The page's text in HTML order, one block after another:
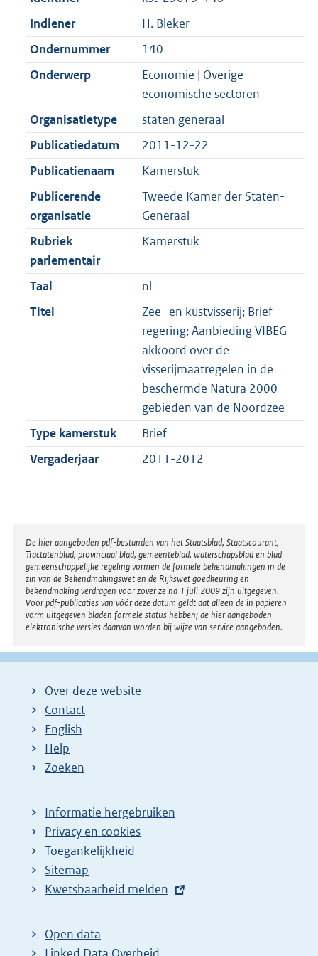
Indiener
H. Bleker
Ondernummer
140
Onderwerp
Economie | Overige
economische sectoren
Organisatietype
staten generaal
Publicatiedatum
2011-12-22
Publicatienaam
Kamerstuk
Publicerende
organisatie
Tweede Kamer der Staten-
Generaal
Rubriek
parlementair
Kamerstuk
Taal
nl
Titel
Zee- en kustvisserij; Brief
regering; Aanbieding VIBEG
akkoord over de
visserijmaatregelen in de
beschermde Natura 2000
gebieden van de Noordzee
Type kamerstuk
Brief
Vergaderjaar
2011-2012
Disclaimer
De hier aangeboden pdf-bestanden van het Staatsblad, Staatscourant,
Tractatenblad, provinciaal blad, gemeenteblad, waterschapsblad en blad
gemeenschappelijke regeling vormen de formele bekendmakingen in de
zin van de Bekendmakingswet en de Rijkswet goedkeuring en
bekendmaking verdragen voor zover ze na 1 juli 2009 zijn uitgegeven.
Voor pdf-publicaties van vóór deze datum geldt dat alleen de in papieren
vorm uitgegeven bladen formele status hebben; de hier aangeboden
elektronische versies daarvan worden bij wijze van service aangeboden.
Over deze website
Contact
English
Help
Zoeken
Informatie hergebruiken
Privacy en cookies
Toegankelijkheid
Sitemap
E
t
e
Kwetsbaarheid melden
Open data
Linked Data Overheid